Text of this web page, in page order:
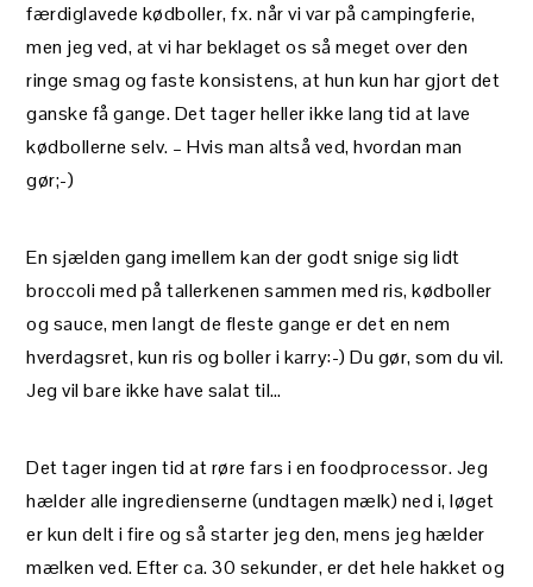
færdiglavede kødboller, fx. når vi var på campingferie,
men jeg ved, at vi har beklaget os så meget over den
ringe smag og faste konsistens, at hun kun har gjort det
ganske få gange. Det tager heller ikke lang tid at lave
kødbollerne selv. – Hvis man altså ved, hvordan man
gør;-)
En sjælden gang imellem kan der godt snige sig lidt
broccoli med på tallerkenen sammen med ris, kødboller
og sauce, men langt de fleste gange er det en nem
hverdagsret, kun ris og boller i karry:-) Du gør, som du vil.
Jeg vil bare ikke have salat til…
Det tager ingen tid at røre fars i en foodprocessor. Jeg
hælder alle ingredienserne (undtagen mælk) ned i, løget
er kun delt i fire og så starter jeg den, mens jeg hælder
mælken ved. Efter ca. 30 sekunder, er det hele hakket og